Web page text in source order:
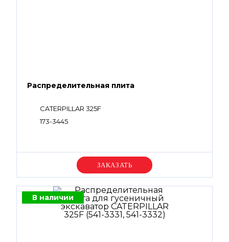
Распределительная плита
CATERPILLAR 325F
173-3445
Уточняйте цену
В наличии